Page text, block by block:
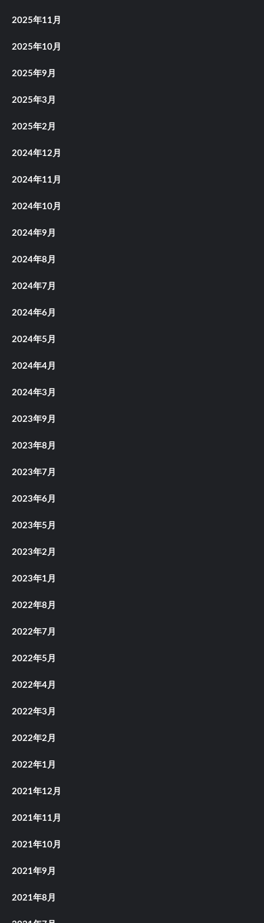
2025年11月
2025年10月
2025年9月
2025年3月
2025年2月
2024年12月
2024年11月
2024年10月
2024年9月
2024年8月
2024年7月
2024年6月
2024年5月
2024年4月
2024年3月
2023年9月
2023年8月
2023年7月
2023年6月
2023年5月
2023年2月
2023年1月
2022年8月
2022年7月
2022年5月
2022年4月
2022年3月
2022年2月
2022年1月
2021年12月
2021年11月
2021年10月
2021年9月
2021年8月